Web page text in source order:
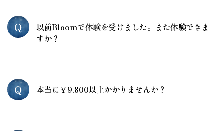
Q
以前Bloomで体験を受けました。また体験できま
すか？
Q 本当に￥9,800以上かかりませんか？